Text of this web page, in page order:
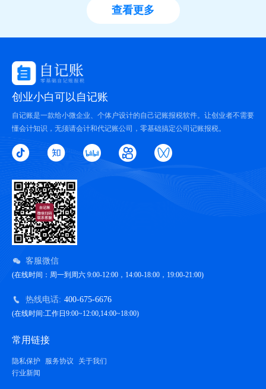
查看更多
创业小白可以自记账
自记账是一款给小微企业、个体户设计的自己记账报税软件。让创业者不需要
懂会计知识，无须请会计和代记账公司，零基础搞定公司记账报税。
客服微信
(在线时间：周一到周六 9:00-12:00，14:00-18:00，19:00-21:00)
热线电话: 400-675-6676
(在线时间:工作日9:00~12:00,14:00~18:00)
常用链接
隐私保护 服务协议
关于我们
行业新闻